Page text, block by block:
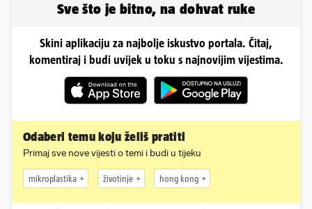
Sve što je bitno, na dohvat ruke
Skini aplikaciju za najbolje iskustvo portala. Čitaj,
komentiraj i budi uvijek u toku s najnovijim vijestima.
Odaberi temu koju želiš pratiti
Primaj sve nove vijesti o temi i budi u tijeku
mikroplastika životinje hong kong